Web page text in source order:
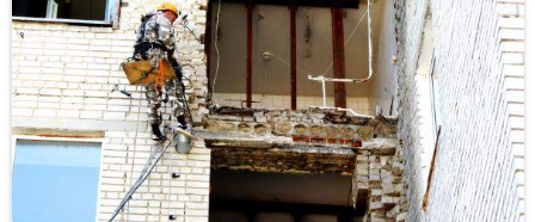
соблюдение нормативных правил и сроков. Современный
пластиковый инструмент, гарантия сохранности вашей кровли и
водостоков. Оперативный выезд промышленных альпинистов на
объект. Привлекательные цены на сброс снега с крыш за 1м2.